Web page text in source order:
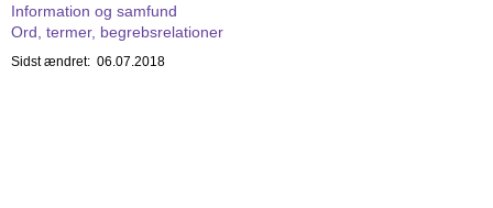
Information og samfund
Ord, termer, begrebsrelationer
Sidst ændret: 06.07.2018